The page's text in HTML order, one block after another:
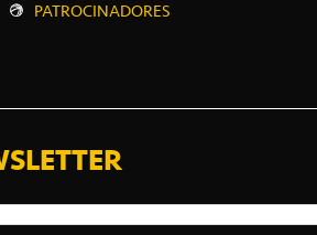
PATROCINADORES